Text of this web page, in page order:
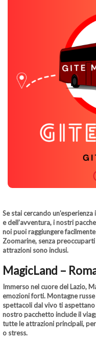
Se stai cercando
e dell’avventura, i nostri
noi puoi raggiungere
Zoomarine, senza
attrazioni sono inclusi.
MagicLand –
Immerso nel cuore del Lazio,
emozioni forti. Montagne
spettacoli dal vivo ti
nostro pacchetto include il
tutte le attrazioni principali, per
o stress.